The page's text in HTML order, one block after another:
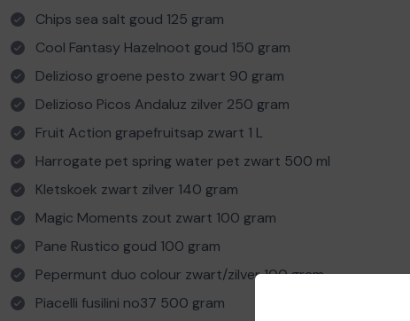
Chips sea salt goud 125 gram
Cool Fantasy Hazelnoot goud 150 gram
Delizioso groene pesto zwart 90 gram
Delizioso Picos Andaluz zilver 250 gram
Fruit Action grapefruitsap zwart 1 L
Harrogate pet spring water pet zwart 500 ml
Kletskoek zwart zilver 140 gram
Magic Moments zout zwart 100 gram
Pane Rustico goud 100 gram
Pepermunt duo colour zwart/zilver 100 gram
Piacelli fusilini no37 500 gram